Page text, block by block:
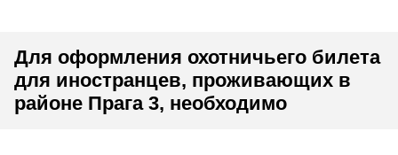
Для оформления охотничьего билета
для иностранцев, проживающих в
районе Прага 3, необходимо